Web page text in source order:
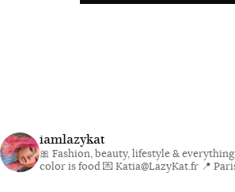
iamlazykat
🎀 Fashion, beauty, lifestyle &
color is food💌 Katia@LazyKat.fr 📍